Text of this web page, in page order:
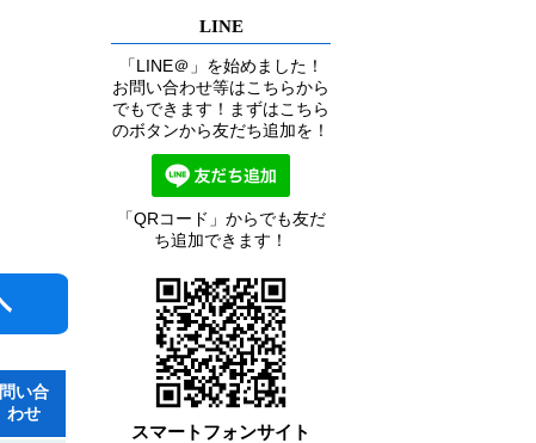
問い合
わせ
LINE
「LINE＠」を始めました！
お問い合わせ等はこちらから
でもできます！まずはこちら
のボタンから友だち追加を！
「QRコード」からでも友だ
ち追加できます！
スマートフォンサイト